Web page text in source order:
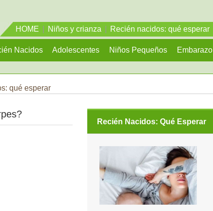
HOME Niños y crianza Recién nacidos: qué esperar
Nacidos Adolescentes Niños Pequeños Embarazo
qué esperar
Recién Nacidos: Qué Esperar